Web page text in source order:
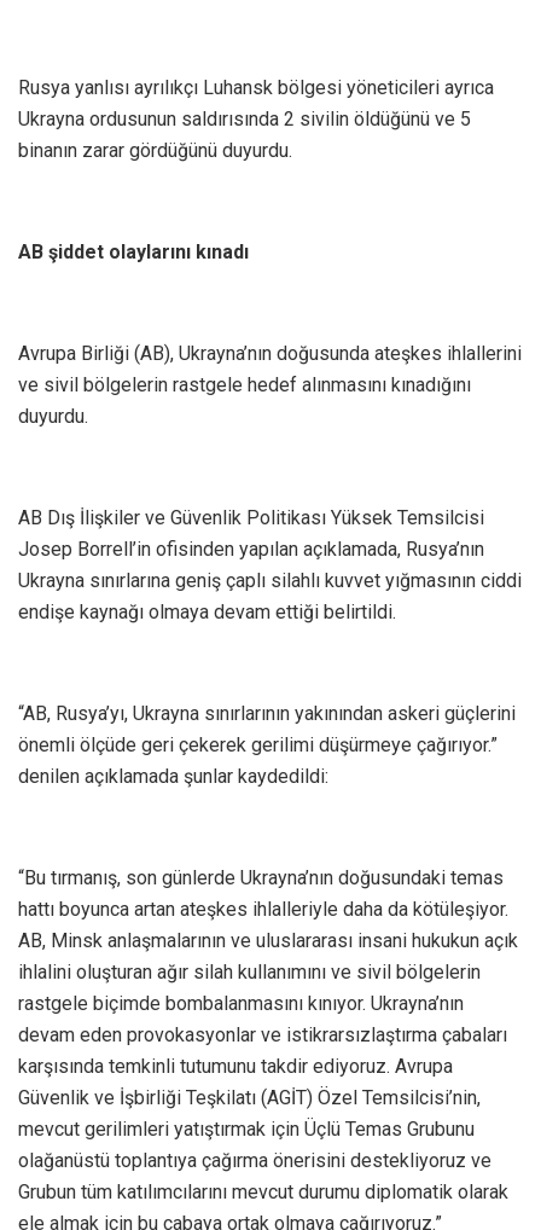
Rusya yanlısı ayrılıkçı Luhansk bölgesi yöneticileri ayrıca
Ukrayna ordusunun saldırısında 2 sivilin öldüğünü ve 5
binanın zarar gördüğünü duyurdu.
AB şiddet olaylarını kınadı
Avrupa Birliği (AB), Ukrayna’nın doğusunda ateşkes ihlallerini
ve sivil bölgelerin rastgele hedef alınmasını kınadığını
duyurdu.
AB Dış İlişkiler ve Güvenlik Politikası Yüksek Temsilcisi
Josep Borrell’in ofisinden yapılan açıklamada, Rusya’nın
Ukrayna sınırlarına geniş çaplı silahlı kuvvet yığmasının ciddi
endişe kaynağı olmaya devam ettiği belirtildi.
“AB, Rusya’yı, Ukrayna sınırlarının yakınından askeri güçlerini
önemli ölçüde geri çekerek gerilimi düşürmeye çağırıyor.”
denilen açıklamada şunlar kaydedildi:
“Bu tırmanış, son günlerde Ukrayna’nın doğusundaki temas
hattı boyunca artan ateşkes ihlalleriyle daha da kötüleşiyor.
AB, Minsk anlaşmalarının ve uluslararası insani hukukun açık
ihlalini oluşturan ağır silah kullanımını ve sivil bölgelerin
rastgele biçimde bombalanmasını kınıyor. Ukrayna’nın
devam eden provokasyonlar ve istikrarsızlaştırma çabaları
karşısında temkinli tutumunu takdir ediyoruz. Avrupa
Güvenlik ve İşbirliği Teşkilatı (AGİT) Özel Temsilcisi’nin,
mevcut gerilimleri yatıştırmak için Üçlü Temas Grubunu
olağanüstü toplantıya çağırma önerisini destekliyoruz ve
Grubun tüm katılımcılarını mevcut durumu diplomatik olarak
ele almak için bu çabaya ortak olmaya çağırıyoruz.”